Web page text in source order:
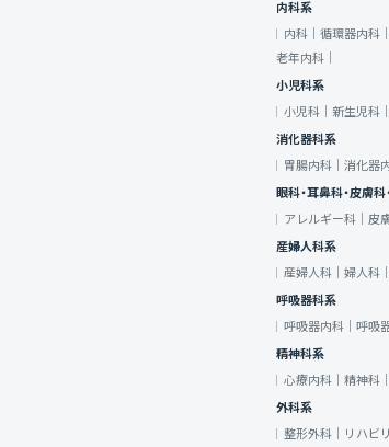
内科系
内科｜ 循環器内科｜
老年内科｜
小児科系
小児科｜ 新生児科｜
消化器科系
胃腸内科｜ 消化器
眼科・耳鼻科・皮膚
アレルギー科｜ 皮
産婦人科系
産婦人科｜ 婦人科｜
呼吸器科系
呼吸器内科｜ 呼吸
精神科系
心療内科｜ 精神科｜
外科系
整形外科｜
リハビ